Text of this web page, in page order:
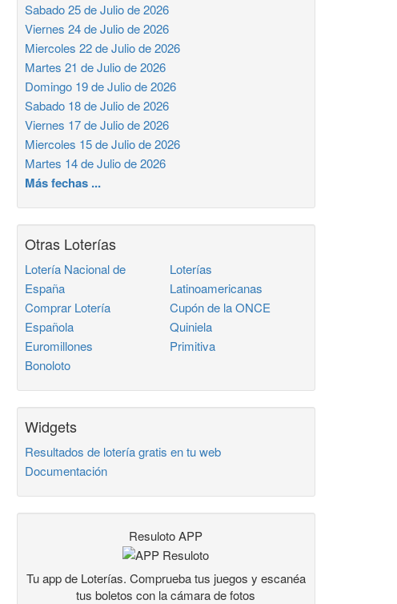
Sabado 25 de Julio de 2026
Viernes 24 de Julio de 2026
Miercoles 22 de Julio de 2026
Martes 21 de Julio de 2026
Domingo 19 de Julio de 2026
Sabado 18 de Julio de 2026
Viernes 17 de Julio de 2026
Miercoles 15 de Julio de 2026
Martes 14 de Julio de 2026
Más fechas ...
Otras Loterías
Lotería Nacional de
España
Comprar Lotería
Española
Euromillones
Bonoloto
Loterías
Latinoamericanas
Cupón de la ONCE
Quiniela
Primitiva
Widgets
Resultados de lotería gratis en tu web
Documentación
Resuloto APP
Tu app de Loterías. Comprueba tus juegos y escanéa
tus boletos con la cámara de fotos